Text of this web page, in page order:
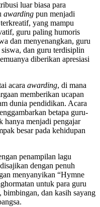
luar biasa para
awarding pun menjadi
yang mampu
guru paling humoris
dan menyenangkan, guru
dan guru terdisiplin
diberikan apresiasi
acara awarding, di mana
memberikan ucapan
dunia pendidikan. Acara
betapa guru-
menjadi pengajar
besar pada kehidupan
penampilan lagu
dengan penuh
menyanyikan “Hymne
untuk para guru
dan kasih sayang